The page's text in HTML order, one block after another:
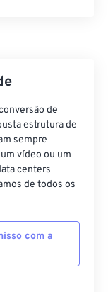
de
estrutura de
sempre
vídeo ou um
centers
de todos os
com a